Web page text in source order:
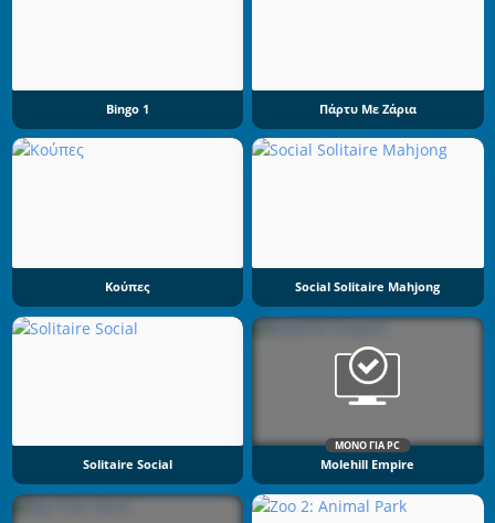
Bingo 1 Πάρτυ Με Ζάρια
Κούπες Social Solitaire Mahjong
Solitaire Social
ΜΌΝΟ ΓΙΑ PC
Molehill Empire